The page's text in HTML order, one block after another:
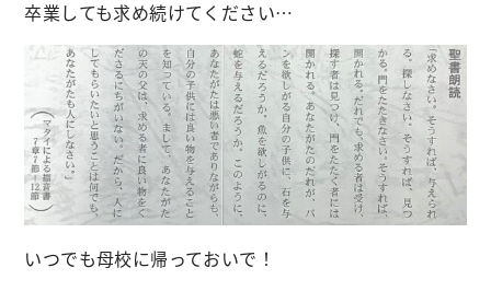
卒業しても求め続けてください…
いつでも母校に帰っておいで！